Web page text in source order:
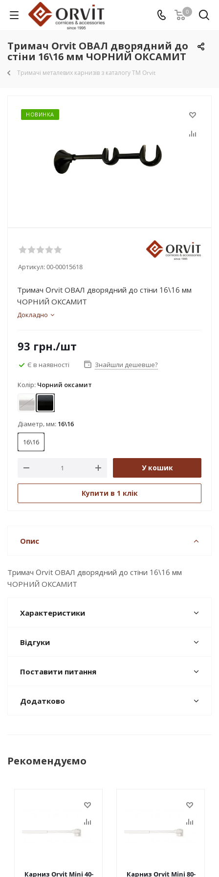
0
Тримач Orvit ОВАЛ дворядний до
стіни 16\16 мм ЧОРНИЙ ОКСАМИТ
Тримачі металевих карнизів з каталогу TM Orvit
НОВИНКА
Артикул:00-00015618
Тримач Orvit ОВАЛ дворядний до стіни 16\16 мм
ЧОРНИЙ ОКСАМИТ
Докладно
93 грн./шт
Є в наявності Знайшли дешевше?
Колір: Чорний оксамит
Нержавіюча сталь
Чорний оксамит
Діаметр, мм: 16\16
16\16
У кошик
Купити в 1 клік
Опис
Тримач Orvit ОВАЛ дворядний до стіни 16\16 мм
ЧОРНИЙ ОКСАМИТ
Характеристики
Відгуки
Поставити питання
Додатково
Рекомендуємо
Карниз Orvit Mini 40- Карниз Orvit Mini 80-